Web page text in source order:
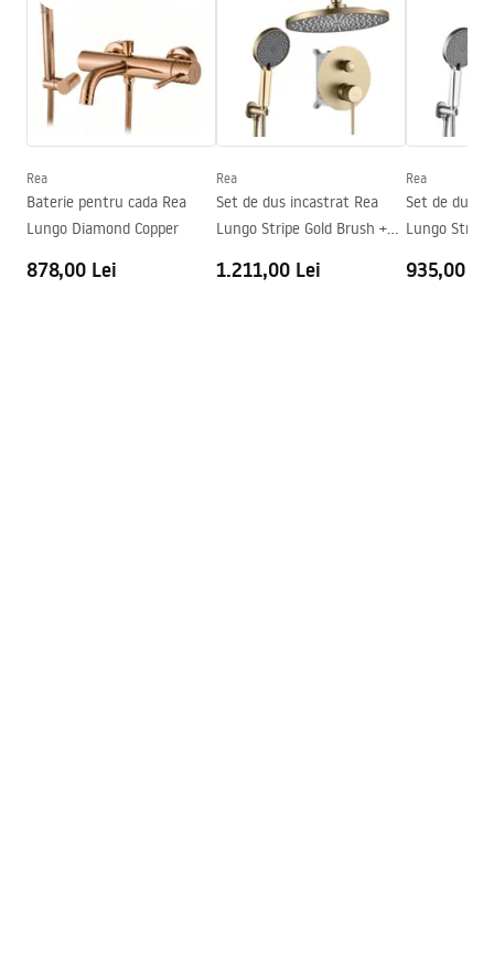
Tip de gura de scurgere
Fixă
Material
Alamă
Tehnologia de acoperire
Chrome plating
Diametru pentru conectare
1/2 țoli
Condiții de garanție
Warranty_Terms_and_Conditions_Faucets_-_5.pdf
Rea
Baterie pentru cada Rea
Lungo Diamond Copper
878,00 Lei
Rea
Set de dus incastrat Rea
Lungo Stripe Gold Brush +
1.211,00 Lei
Rea
Set de dus
Lungo
935,00